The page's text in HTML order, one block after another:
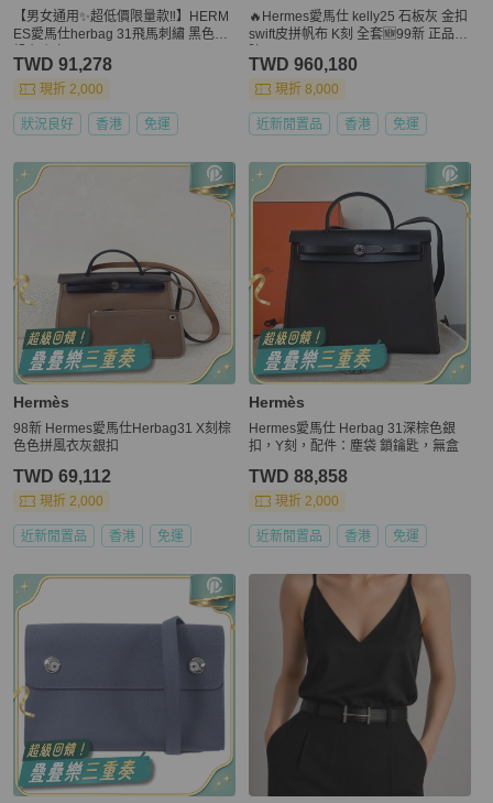
【男女通用✨超低價限量款‼️】HERM
ES愛馬仕herbag 31飛馬刺繡 黑色拼
TWD 91,278
現折 2,000
狀況良好 香港 免運
🔥Hermes愛馬仕 kelly25 石板灰 金扣
swift皮拼帆布 K刻 全套🆕99新 正品保
TWD 960,180
現折 8,000
近新閒置品 香港 免運
Hermès
98新 Hermes愛馬仕Herbag31 X刻棕
色色拼風衣灰銀扣
TWD 69,112
現折 2,000
近新閒置品 香港 免運
Hermès
Hermes愛馬仕 Herbag 31深棕色銀
扣，Y刻，配件：塵袋 鎖鑰匙，無盒
TWD 88,858
現折 2,000
近新閒置品 香港 免運